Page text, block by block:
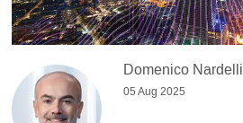
Domenico Nardelli
05 Aug 2025